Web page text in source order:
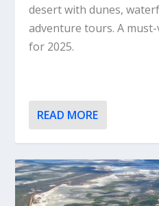
desert with dunes,
adventure tours. A
for 2025.
READ MORE